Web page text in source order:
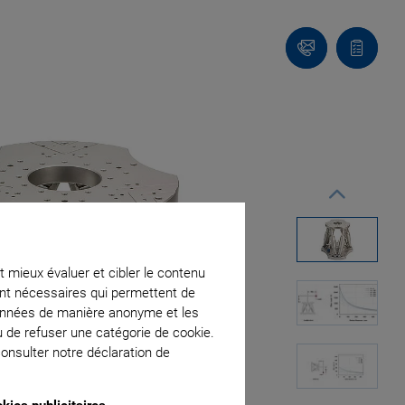
mieux évaluer et cibler le contenu
nécessaires qui permettent de
de manière anonyme et les
refuser une catégorie de cookie.
notre déclaration de
Contact
Votre
panier